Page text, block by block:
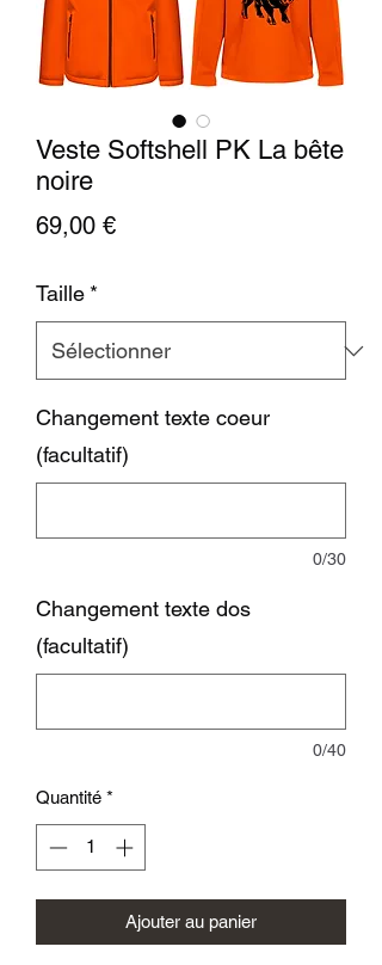
Veste Softshell PK La bête
noire
69,00 €Prix
Taille *
Changement texte coeur
(facultatif)
0/30
Changement texte dos
(facultatif)
0/40
Quantité *
Ajouter au panier